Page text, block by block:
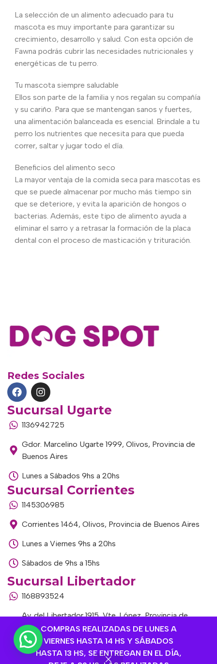
COMPRAS REALIZADAS DE LUNES A
VIERNES HASTA 14 HS Y SÁBADOS
HASTA 13 HS, SE ENTREGAN EN EL DÍA,
La selección de un alimento adecuado para tu
mascota es muy importante para garantizar su
crecimiento, desarrollo y salud. Con esta opción de
Fawna podrás cubrir las necesidades nutricionales y
energéticas de tu perro.
Tu mascota siempre saludable
Ellos son parte de la familia y nos regalan su compañía
y su cariño. Para que se mantengan sanos y fuertes,
una alimentación balanceada es esencial. Brindale a tu
perro los nutrientes que necesita para que pueda
correr, saltar y jugar todo el día.
Beneficios del alimento seco
La mayor ventaja de la comida seca para mascotas es
que se puede almacenar por mucho más tiempo sin
que se deteriore, y evita la aparición de hongos o
bacterias. Además, este tipo de alimento ayuda a
eliminar el sarro y a retrasar la formación de la placa
dental con el proceso de masticación y trituración.
Redes Sociales
Sucursal Ugarte
1136942725
Gdor. Marcelino Ugarte 1999, Olivos, Provincia de
Buenos Aires
Lunes a Sábados 9hs a 20hs
Sucursal Corrientes
1145306985
Corrientes 1464, Olivos, Provincia de Buenos Aires
Lunes a Viernes 9hs a 20hs
Sábados de 9hs a 15hs
Sucursal Libertador
1168893524
Av. del Libertador 1915, Vte. López, Provincia de
Buenos Aires
Lunes a Viernes de 9hs a 13hs / 16hs a 20hs